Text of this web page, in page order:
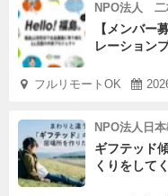
NPO法人 二
【メンバー
レーション
フルリモートOK
NPO法人日
ギフテッド
くりをして